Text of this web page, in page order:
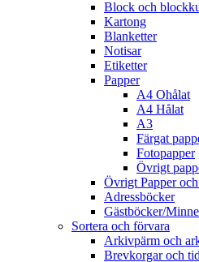
Block och
Kartong
Blanketter
Notisar
Etiketter
Papper
A4 Ohålat
A4 Hålat
A3
Färgat
Fotopapper
Övrigt
Övrigt Papper
Adressböcker
Gästböcker/
Sortera och förvara
Arkivpärm och
Brevkorgar och